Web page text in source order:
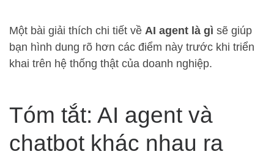
Một bài giải thích chi tiết về AI agent là gì sẽ giúp
bạn hình dung rõ hơn các điểm này trước khi triển
khai trên hệ thống thật của doanh nghiệp.
Tóm tắt: AI agent và
chatbot khác nhau ra